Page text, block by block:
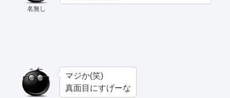
名無し
マジか(笑)
真面目にすげーな